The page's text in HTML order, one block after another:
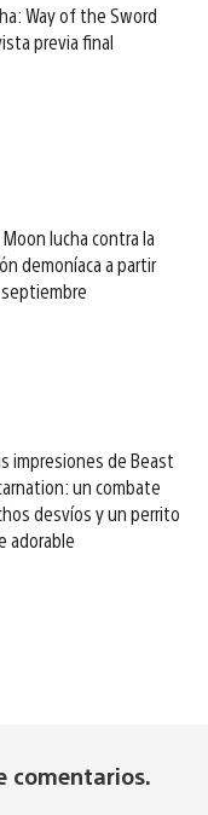
Way of the Sword
previa final
Moon lucha contra la
demoníaca a partir
impresiones de Beast
un combate
desvíos y un perrito
adorable
comentarios.